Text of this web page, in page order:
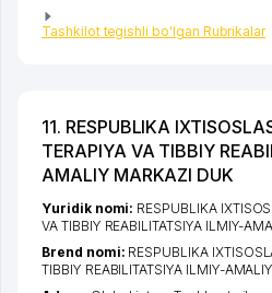
Tashkilot tegishli bo'lgan Rubrikalar
11. RESPUBLIKA
TERAPIYA VA TIBBIY
AMALIY MARKAZI DUK
Yuridik nomi: RESPUBLIKA
VA TIBBIY REABILITATSIYA ILMIY-
Brend nomi: RESPUBLIKA
TIBBIY REABILITATSIYA ILMIY-